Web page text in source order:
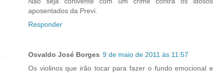
aposentados da Previ.
Responder
Osvaldo José Borges 9 de maio de 2011 às 11:57
Os violinos que irão tocar para fazer o fundo emocional e